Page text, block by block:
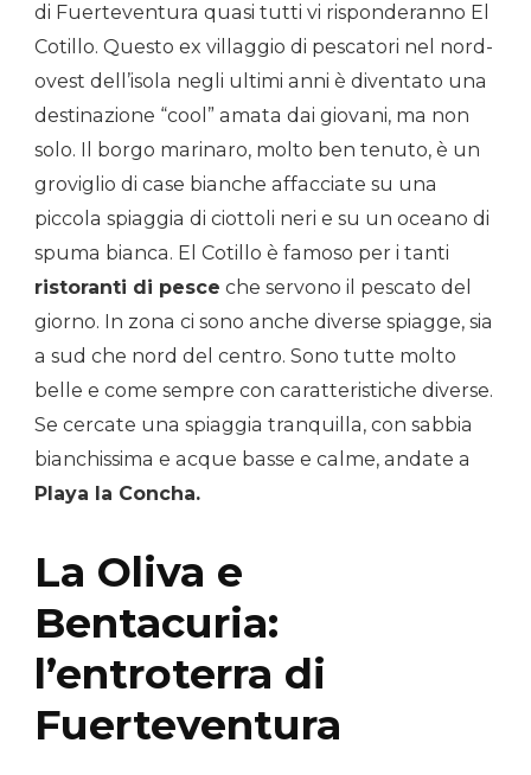
di Fuerteventura quasi tutti vi risponderanno El
Cotillo. Questo ex villaggio di pescatori nel nord-
ovest dell’isola negli ultimi anni è diventato una
destinazione “cool” amata dai giovani, ma non
solo. Il borgo marinaro, molto ben tenuto, è un
groviglio di case bianche affacciate su una
piccola spiaggia di ciottoli neri e su un oceano di
spuma bianca. El Cotillo è famoso per i tanti
ristoranti di pesce che servono il pescato del
giorno. In zona ci sono anche diverse spiagge, sia
a sud che nord del centro. Sono tutte molto
belle e come sempre con caratteristiche diverse.
Se cercate una spiaggia tranquilla, con sabbia
bianchissima e acque basse e calme, andate a
Playa la Concha.
La Oliva e
Bentacuria:
l’entroterra di
Fuerteventura